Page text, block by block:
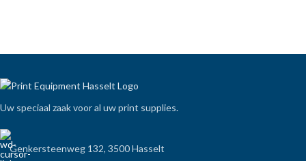
Uw speciaal zaak voor al uw print supplies.
Genkersteenweg 132, 3500 Hasselt